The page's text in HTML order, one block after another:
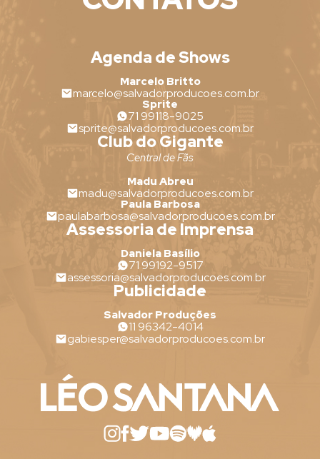
Agenda de Shows
Marcelo Britto
marcelo@salvadorproducoes.com.br
Sprite
71 99118-9025
sprite@salvadorproducoes.com.br
Club do Gigante
Central de Fãs
Madu Abreu
madu@salvadorproducoes.com.br
Paula Barbosa
paulabarbosa@salvadorproducoes.com.br
Assessoria de Imprensa
Daniela Basílio
71 99192-9517
assessoria@salvadorproducoes.com.br
Publicidade
Salvador Produções
11 96342-4014
gabiesper@salvadorproducoes.com.br